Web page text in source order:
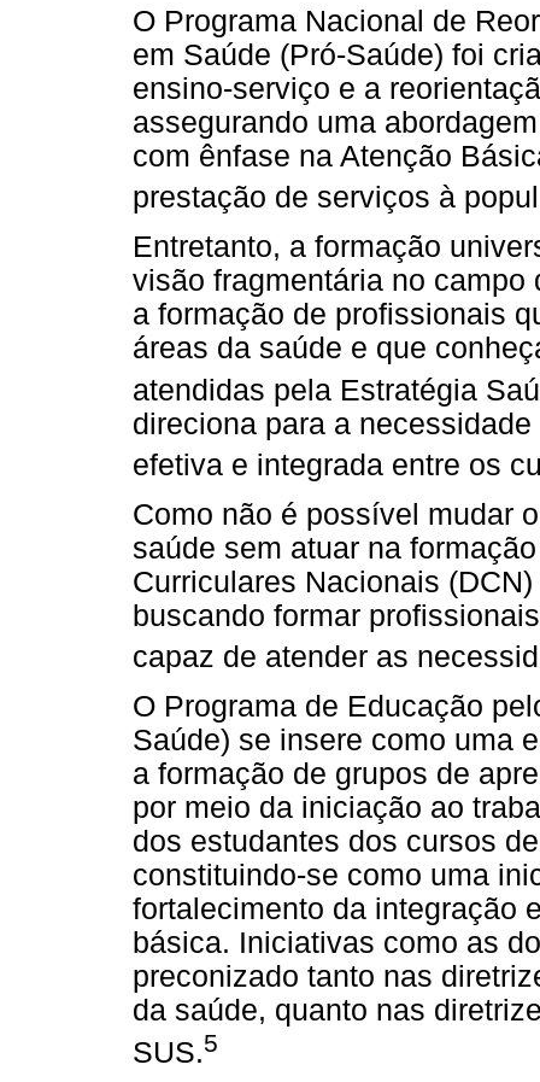
O Programa Nacional de
em Saúde (Pró-Saúde) foi
ensino-serviço e a
assegurando uma
com ênfase na Atenção
prestação de serviços à
Entretanto, a formação
visão fragmentária no
a formação de profissionais
áreas da saúde e que
atendidas pela Estratégia
direciona para a
efetiva e integrada entre os
Como não é possível mudar
saúde sem atuar na
Curriculares Nacionais
buscando formar
capaz de atender as
O Programa de Educação
Saúde) se insere como uma
a formação de grupos de
por meio da iniciação ao
dos estudantes dos cursos
constituindo-se como uma
fortalecimento da integração
básica. Iniciativas como as
preconizado tanto nas
da saúde, quanto nas
SUS.5